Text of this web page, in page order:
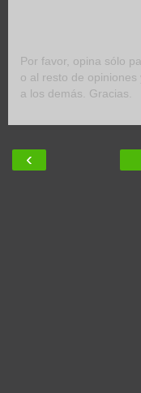
Por favor, opina sólo
o al resto de
a los demás. Gracias.
‹